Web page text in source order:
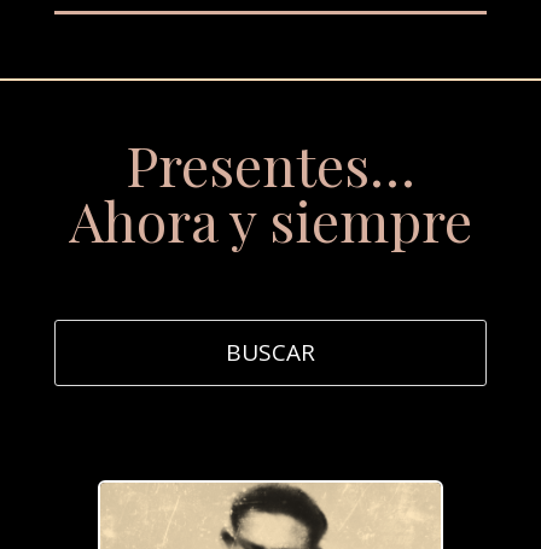
Presentes…
Ahora y siempre